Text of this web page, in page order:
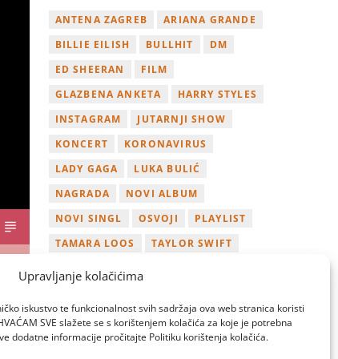
Upravljanje kolačićima
iskustvo te funkcionalnost svih sadržaja ova web stranica koristi
SVE slažete se s korištenjem kolačića za koje je potrebna
dodatne informacije pročitajte Politiku korištenja kolačića.
ANTENA ZAGREB
ARIANA GRANDE
BILLIE EILISH
BULLHIT
DM
ED SHEERAN
FILM
GLAZBENA ANKETA
HARRY STYLES
INSTAGRAM
JUTARNJI SHOW
KONCERT
KORONAVIRUS
LADY GAGA
LUKA BULIĆ
NAGRADA
NOVI ALBUM
NOVI SINGL
OSVOJI
PLAYLIST
TAMARA LOOS
TAYLOR SWIFT
TWITTER